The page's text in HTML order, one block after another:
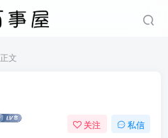
正文
关注 私信